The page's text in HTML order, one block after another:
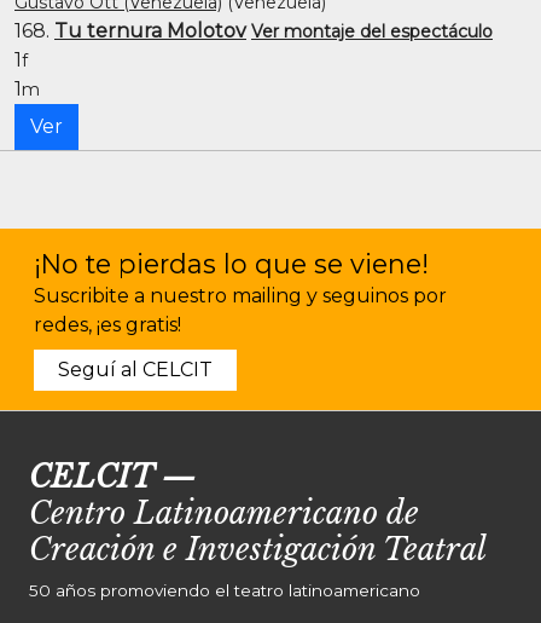
168. Tu ternura Molotov Ver montaje del espectáculo
1f
1m
Ver
¡No te pierdas lo que se viene!
Suscribite a nuestro mailing y seguinos por
redes, ¡es gratis!
Seguí al CELCIT
CELCIT—
Centro Latinoamericano de
Creación e Investigación Teatral
50 años promoviendo el teatro latinoamericano